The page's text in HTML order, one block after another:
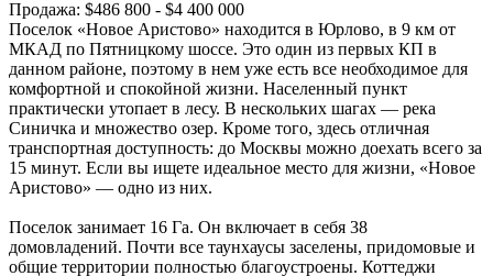
Продажа: $486 800 - $4 400 000
Поселок «Новое Аристово» находится в Юрлово, в 9 км от
МКАД по Пятницкому шоссе. Это один из первых КП в
данном районе, поэтому в нем уже есть все необходимое для
комфортной и спокойной жизни. Населенный пункт
практически утопает в лесу. В нескольких шагах — река
Синичка и множество озер. Кроме того, здесь отличная
транспортная доступность: до Москвы можно доехать всего за
15 минут. Если вы ищете идеальное место для жизни, «Новое
Аристово» — одно из них.
Поселок занимает 16 Га. Он включает в себя 38
домовладений. Почти все таунхаусы заселены, придомовые и
общие территории полностью благоустроены. Коттеджи